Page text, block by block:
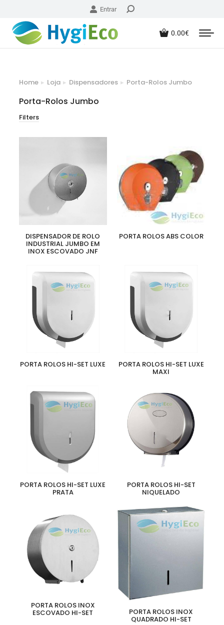
Entrar
0.00€
Porta-Rolos Jumbo
Filters
You are here:
Home Loja Dispensadores Porta-Rolos Jumbo
DISPENSADOR DE ROLO
INDUSTRIAL JUMBO EM
INOX ESCOVADO JNF
PORTA ROLOS ABS COLOR
PORTA ROLOS HI-SET LUXE PORTA ROLOS HI-SET LUXE
MAXI
PORTA ROLOS HI-SET LUXE
PRATA
PORTA ROLOS HI-SET
NIQUELADO
PORTA ROLOS INOX
ESCOVADO HI-SET PORTA ROLOS INOX
QUADRADO HI-SET